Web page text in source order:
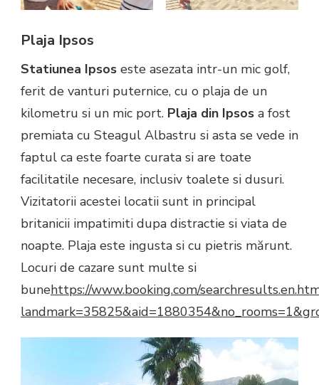
Plaja Ipsos
Statiunea Ipsos este asezata intr-un mic golf,
ferit de vanturi puternice, cu o plaja de un
kilometru si un mic port. Plaja din Ipsos a fost
premiata cu Steagul Albastru si asta se vede in
faptul ca este foarte curata si are toate
facilitatile necesare, inclusiv toalete si dusuri.
Vizitatorii acestei locatii sunt in principal
britanicii impatimiti dupa distractie si viata de
noapte. Plaja este ingusta si cu pietris mărunt.
Locuri de cazare sunt multe si
bunehttps://www.booking.com/